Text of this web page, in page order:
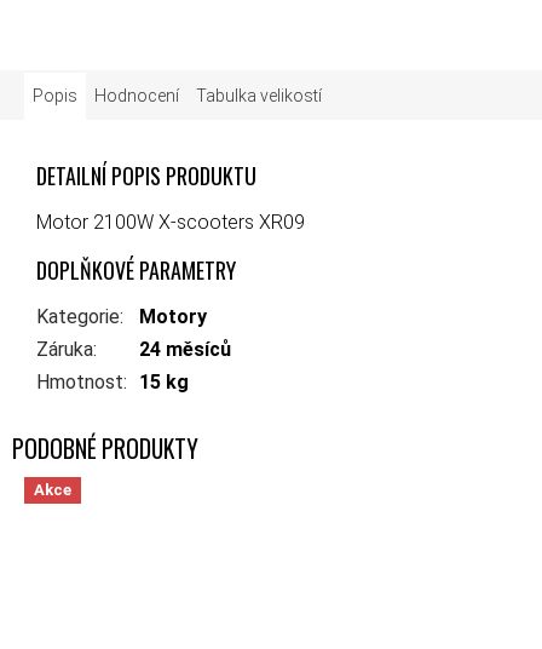
Popis Hodnocení Tabulka velikostí
DETAILNÍ POPIS PRODUKTU
Motor 2100W X-scooters XR09
DOPLŇKOVÉ PARAMETRY
Kategorie:
Motory
Záruka:
24 měsíců
Hmotnost: 15 kg
Akce